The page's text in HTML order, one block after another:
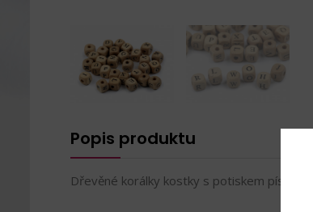
Popis produktu
Dřevěné korálky kostky s potiskem